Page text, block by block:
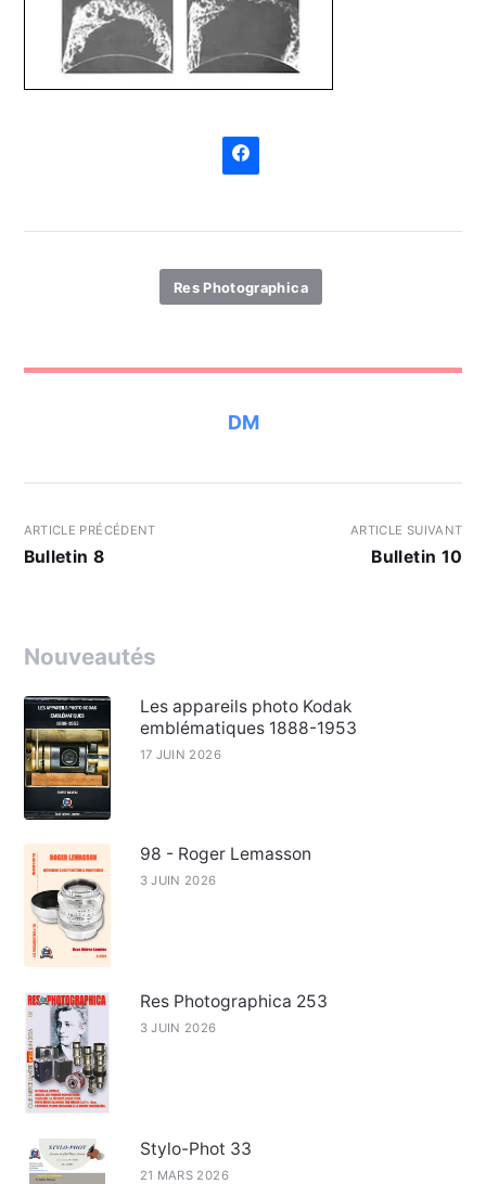
Res Photographica
DM
ARTICLE PRÉCÉDENT
Bulletin 8
ARTICLE SUIVANT
Bulletin 10
Nouveautés
Les appareils photo Kodak
emblématiques 1888-1953
17 JUIN 2026
98 - Roger Lemasson
3 JUIN 2026
Res Photographica 253
3 JUIN 2026
Stylo-Phot 33
21 MARS 2026